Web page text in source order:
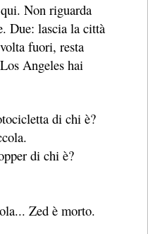
Non riguarda
Due: lascia la città
fuori, resta
Angeles hai
di chi è?
di chi è?
Zed è morto.